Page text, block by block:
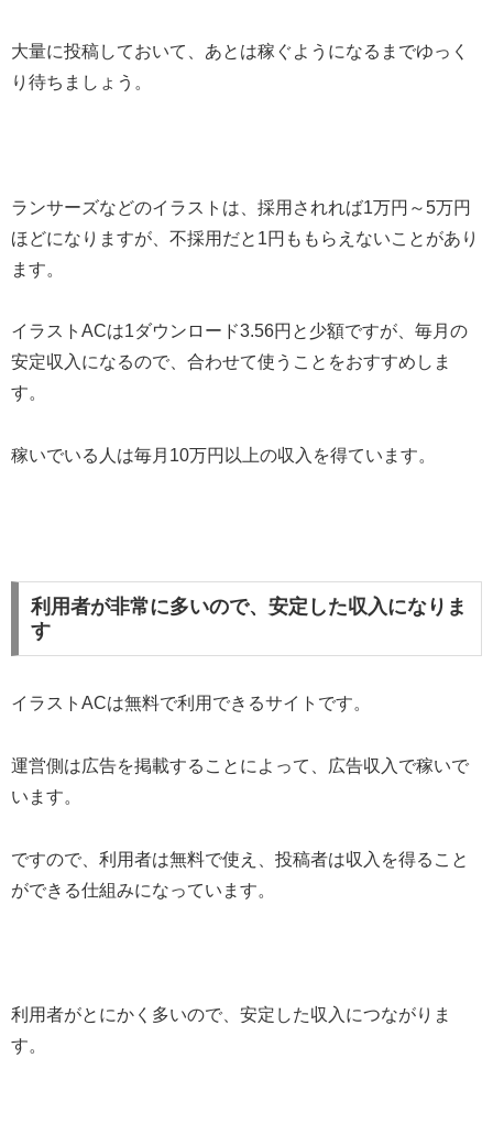
大量に投稿しておいて、あとは稼ぐようになるまでゆっく
り待ちましょう。
ランサーズなどのイラストは、採用されれば1万円～5万円
ほどになりますが、不採用だと1円ももらえないことがあり
ます。
イラストACは1ダウンロード3.56円と少額ですが、毎月の
安定収入になるので、合わせて使うことをおすすめしま
す。
稼いでいる人は毎月10万円以上の収入を得ています。
利用者が非常に多いので、安定した収入になりま
す
イラストACは無料で利用できるサイトです。
運営側は広告を掲載することによって、広告収入で稼いで
います。
ですので、利用者は無料で使え、投稿者は収入を得ること
ができる仕組みになっています。
利用者がとにかく多いので、安定した収入につながりま
す。